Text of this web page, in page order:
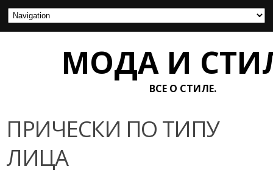
МОДА И
ВСЕ О СТИЛЕ.
ПРИЧЕСКИ ПО ТИПУ
ЛИЦА